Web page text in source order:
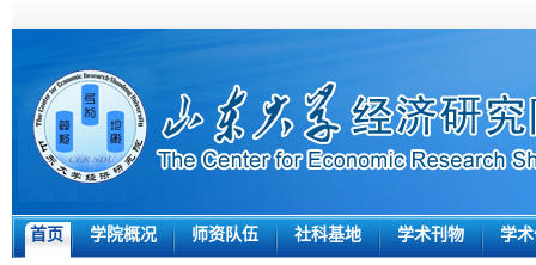
首页 学院概况 师资队伍 社科基地 学术刊物 学